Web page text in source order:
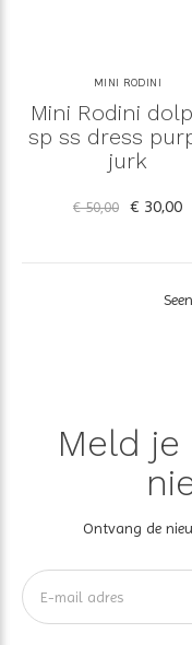
MINI RODINI
Mini Rodini
sp ss dress
jurk
€ 50,00 € 30,00
Meld je
Ontvang de